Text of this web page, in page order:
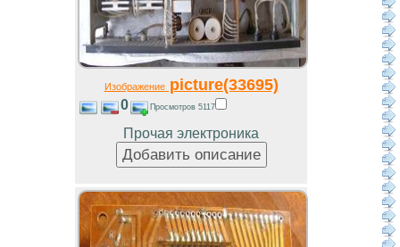
Изображениеpicture(33695)
0 Просмотров 5117
Прочая электроника